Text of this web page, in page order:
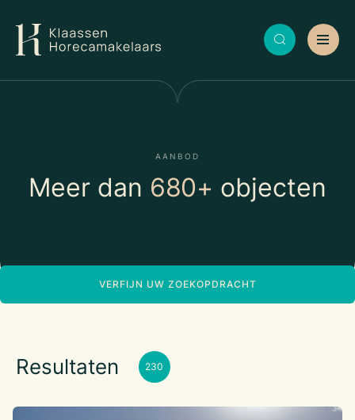
AANBOD
Meer dan 680+ objecten
VERFIJN UW ZOEKOPDRACHT
Resultaten 230